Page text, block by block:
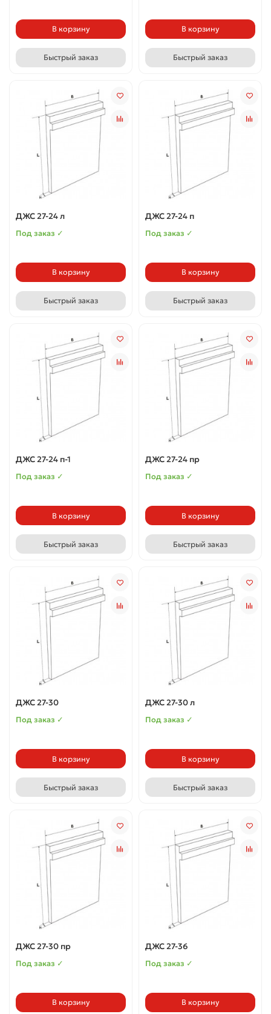
В корзину
Быстрый заказ
В корзину
Быстрый заказ
ДЖС 27-24 л
Под заказ ✓
В корзину
Быстрый заказ
ДЖС 27-24 п
Под заказ ✓
В корзину
Быстрый заказ
ДЖС 27-24 п-1
Под заказ ✓
В корзину
Быстрый заказ
ДЖС 27-24 пр
Под заказ ✓
В корзину
Быстрый заказ
ДЖС 27-30
Под заказ ✓
В корзину
Быстрый заказ
ДЖС 27-30 л
Под заказ ✓
В корзину
Быстрый заказ
ДЖС 27-30 пр
Под заказ ✓
В корзину
ДЖС 27-36
Под заказ ✓
В корзину